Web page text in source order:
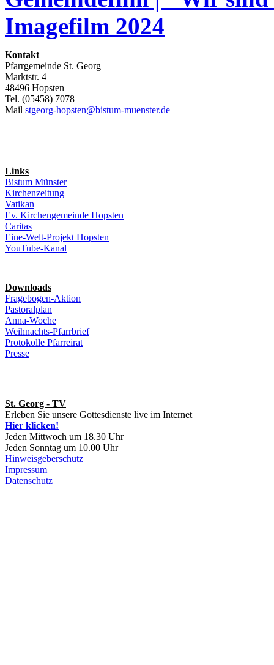
Imagefilm 2024
Kontakt
Pfarrgemeinde St. Georg
Marktstr. 4
48496 Hopsten
Tel. (05458) 7078
Mail stgeorg-hopsten@bistum-muenster.de
Links
Bistum Münster
Kirchenzeitung
Vatikan
Ev. Kirchengemeinde Hopsten
Caritas
Eine-Welt-Projekt Hopsten
YouTube-Kanal
Downloads
Fragebogen-Aktion
Pastoralplan
Anna-Woche
Weihnachts-Pfarrbrief
Protokolle Pfarreirat
Presse
St. Georg - TV
Erleben Sie unsere Gottesdienste live im Internet
Hier klicken!
Jeden Mittwoch um 18.30 Uhr
Jeden Sonntag um 10.00 Uhr
Hinweisgeberschutz
Impressum
Datenschutz